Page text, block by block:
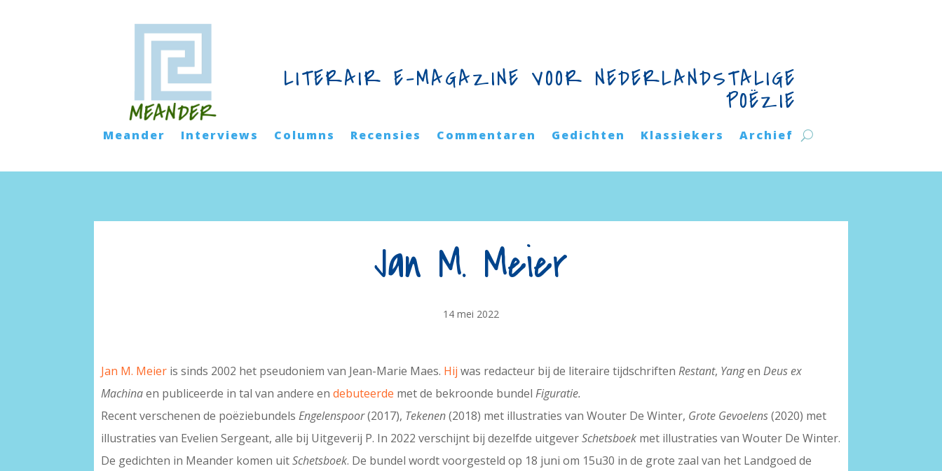
LITERAIR E-MAGAZINE VOOR NEDERLANDSTALIGE
POËZIE
Meander Interviews Columns Recensies Commentaren Gedichten Klassiekers Archief
Jan M. Meier
14 mei 2022
Jan M. Meier is sinds 2002 het pseudoniem van Jean-Marie Maes. Hij was redacteur bij de literaire tijdschriftenRestant, YangenDeus ex
Machinaen publiceerde in tal van andere endebuteerde met de bekroonde bundelFiguratie.
Recent verschenen de poëziebundelsEngelenspoor(2017), Tekenen(2018) met illustraties van Wouter De Winter, Grote Gevoelens(2020) met
illustraties van Evelien Sergeant, alle bij Uitgeverij P. In 2022 verschijnt bij dezelfde uitgeverSchetsboek met illustraties van Wouter De Winter.
De gedichten in Meander komen uitSchetsboek. De bundel wordt voorgesteld op 18 juni om 15u30 in de grote zaal van het Landgoed de